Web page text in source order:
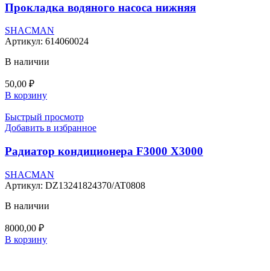
Прокладка водяного насоса нижняя
SHACMAN
Артикул: 614060024
В наличии
50,00 ₽
В корзину
Быстрый просмотр
Добавить в избранное
Радиатор кондиционера F3000 X3000
SHACMAN
Артикул: DZ13241824370/AT0808
В наличии
8000,00 ₽
В корзину